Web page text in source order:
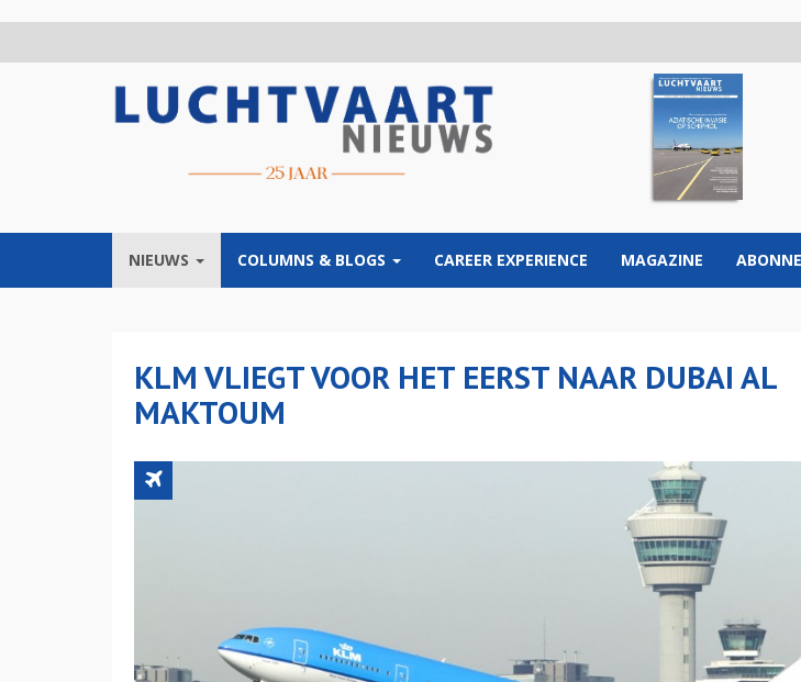
NIEUWS COLUMNS & BLOGS CAREER EXPERIENCE MAGAZINE
KLM VLIEGT VOOR HET EERST NAAR DUBAI AL
MAKTOUM